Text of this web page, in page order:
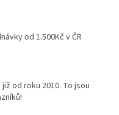
od 1.500Kč v ČR
od roku 2010. To jsou